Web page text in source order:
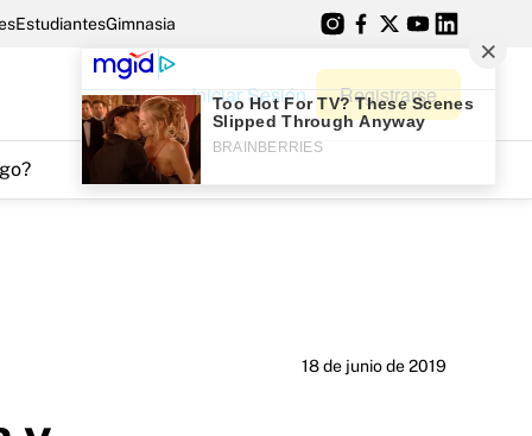
EstudiantesGimnasia
Iniciar Sesión Registrarse
18 de junio de 2019